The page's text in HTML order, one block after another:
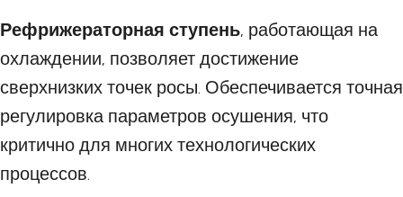
Рефрижераторная ступень, работающая на
охлаждении, позволяет достижение
сверхнизких точек росы. Обеспечивается точная
регулировка параметров осушения, что
критично для многих технологических
процессов.